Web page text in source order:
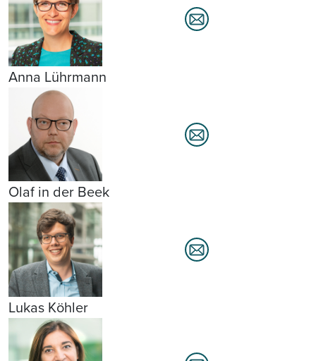
Anna Lührmann
Olaf in der Beek
Lukas Köhler